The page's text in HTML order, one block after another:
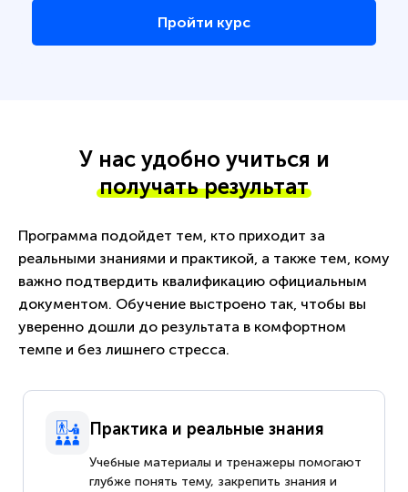
Пройти курс
У нас удобно учиться и
получать результат
Программа подойдет тем, кто приходит за
реальными знаниями и практикой, а также тем, кому
важно подтвердить квалификацию официальным
документом. Обучение выстроено так, чтобы вы
уверенно дошли до результата в комфортном
темпе и без лишнего стресса.
Практика и реальные знания
Учебные материалы и тренажеры помогают
глубже понять тему, закрепить знания и